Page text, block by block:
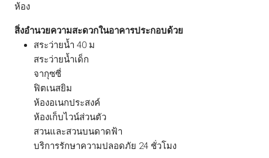
ห้อง
สิ่งอำนวยความสะดวกในอาคารประกอบด้วย
สระว่ายน้ำ 40 ม
สระว่ายน้ำเด็ก
จากุซซี่
ฟิตเนสยิม
ห้องอเนกประสงค์
ห้องเก็บไวน์ส่วนตัว
สวนและสวนบนดาดฟ้า
บริการรักษาความปลอดภัย 24 ชั่วโมง